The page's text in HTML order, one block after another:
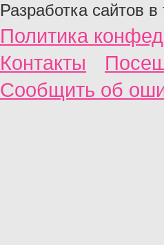
Разработка сайтов в
Политика
Контакты
Сообщить об